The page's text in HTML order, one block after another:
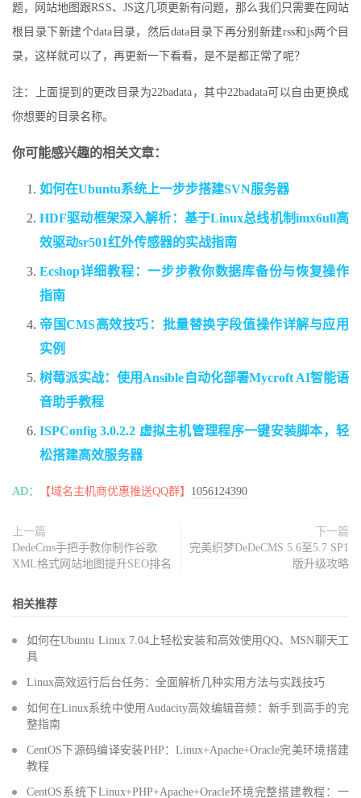
题，网站地图跟RSS、JS这几项更新有问题，那么我们只需要在网站
根目录下新建个data目录，然后data目录下再分别新建rss和js两个目
录，这样就可以了，再更新一下看看，是不是都正常了呢？
注：上面提到的更改目录为22badata，其中22badata可以自由更换成
你想要的目录名称。
你可能感兴趣的相关文章：
如何在Ubuntu系统上一步步搭建SVN服务器
HDF驱动框架深入解析：基于Linux总线机制imx6ull高
效驱动sr501红外传感器的实战指南
Ecshop详细教程：一步步教你数据库备份与恢复操作
指南
帝国CMS高效技巧：批量替换字段值操作详解与应用
实例
树莓派实战：使用Ansible自动化部署Mycroft AI智能语
音助手教程
ISPConfig 3.0.2.2 虚拟主机管理程序一键安装脚本，轻
松搭建高效服务器
AD： 【域名主机商优惠推送QQ群】 1056124390
上一篇
DedeCms手把手教你制作谷歌
XML格式网站地图提升SEO排名
下一篇
完美织梦DeDeCMS 5.6至5.7 SP1
版升级攻略
相关推荐
如何在Ubuntu Linux 7.04上轻松安装和高效使用QQ、MSN聊天工
具
Linux高效运行后台任务：全面解析几种实用方法与实践技巧
如何在Linux系统中使用Audacity高效编辑音频：新手到高手的完
整指南
CentOS下源码编译安装PHP：Linux+Apache+Oracle完美环境搭建
教程
CentOS系统下Linux+PHP+Apache+Oracle环境完整搭建教程：一